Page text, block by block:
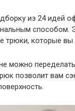
из 24 идей
способом.
трюки, которые вы
можно
позволит вам